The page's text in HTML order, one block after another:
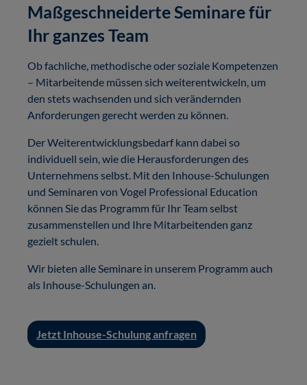
Maßgeschneiderte Seminare für
Ihr ganzes Team
Ob fachliche, methodische oder soziale Kompetenzen
– Mitarbeitende müssen sich weiterentwickeln, um
den stets wachsenden und sich verändernden
Anforderungen gerecht werden zu können.
Der Weiterentwicklungsbedarf kann dabei so
individuell sein, wie die Herausforderungen des
Unternehmens selbst. Mit den Inhouse-Schulungen
und Seminaren von Vogel Professional Education
können Sie das Programm für Ihr Team selbst
zusammenstellen und Ihre Mitarbeitenden ganz
gezielt schulen.
Wir bieten alle Seminare in unserem Programm auch
als Inhouse-Schulungen an.
Jetzt Inhouse-Schulung anfragen